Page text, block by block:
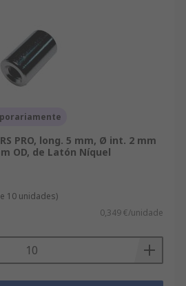
PRO, long. 5 mm, Ø int. 2 mm
OD, de Latón Níquel
10 unidades)
0,349 €/unidade